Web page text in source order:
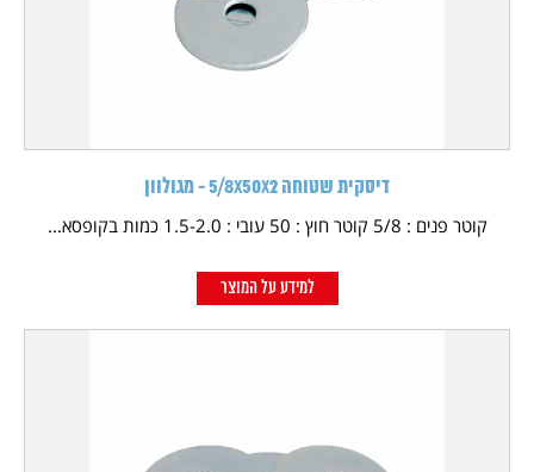
דיסקית שטוחה 5/8X50X2 - מגולוון
קוטר פנים : 5/8 קוטר חוץ : 50 עובי : 1.5-2.0 כמות בקופסא...
למידע על המוצר